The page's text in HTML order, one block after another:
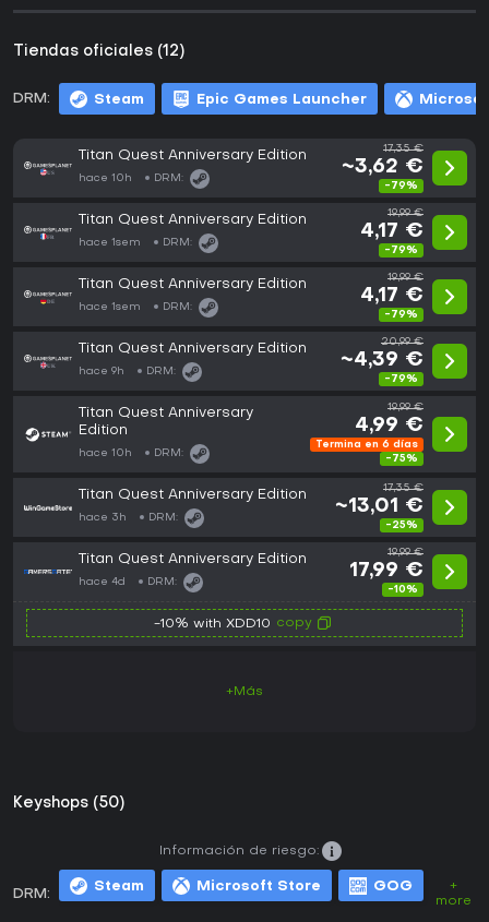
Tiendas oficiales (12)
DRM: Steam Epic Games Launcher
Titan Quest Anniversary Edition
hace 10h DRM:
17,35 €
~3,62 €
-79%
Titan Quest Anniversary Edition
hace 1sem DRM:
19,99 €
4,17 €
-79%
Titan Quest Anniversary Edition
hace 1sem DRM:
19,99 €
4,17 €
-79%
Titan Quest Anniversary Edition
hace 9h DRM:
20,99 €
~4,39 €
-79%
Titan Quest Anniversary
Edition
hace 10h DRM:
19,99 €
4,99 €
Termina en 6 días
-75%
Titan Quest Anniversary Edition
hace 3h DRM:
17,35 €
~13,01 €
-25%
Titan Quest Anniversary Edition
hace 4d DRM:
19,99 €
17,99 €
-10%
-10% with XDD10 copy
+Más
Keyshops (50)
DRM: Steam Microsoft Store GOG
+
more
Información de riesgo: